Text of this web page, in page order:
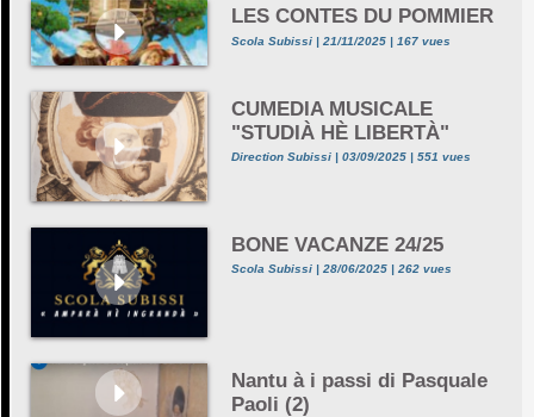
LES CONTES DU POMMIER
Scola Subissi | 21/11/2025 | 167 vues
CUMEDIA MUSICALE
"STUDIÀ HÈ LIBERTÀ"
Direction Subissi | 03/09/2025 | 551 vues
BONE VACANZE 24/25
Scola Subissi | 28/06/2025 | 262 vues
Nantu à i passi di Pasquale
Paoli (2)